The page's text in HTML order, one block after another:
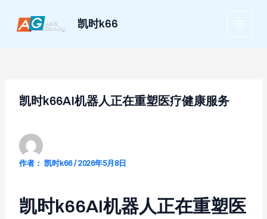
凯时k66
MAIN
凯时k66AI机器人正在重塑医疗健康服务
作者： 凯时k66/2026年5月8日
凯时k66AI机器人正在重塑医